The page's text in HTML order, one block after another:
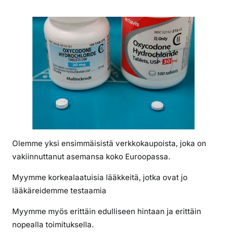
k
k
e
i
i
i
s
t
v
n
Olemme yksi ensimmäisistä verkkokaupoista, joka on
vakiinnuttanut asemansa koko Euroopassa.
Myymme korkealaatuisia lääkkeitä, jotka ovat jo
lääkäreidemme testaamia
Myymme myös erittäin edulliseen hintaan ja erittäin
nopealla toimituksella.